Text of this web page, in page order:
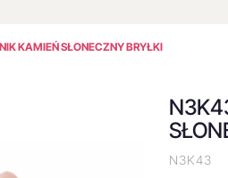
KAMIEŃ SŁONECZNY BRYŁKI
N3K43